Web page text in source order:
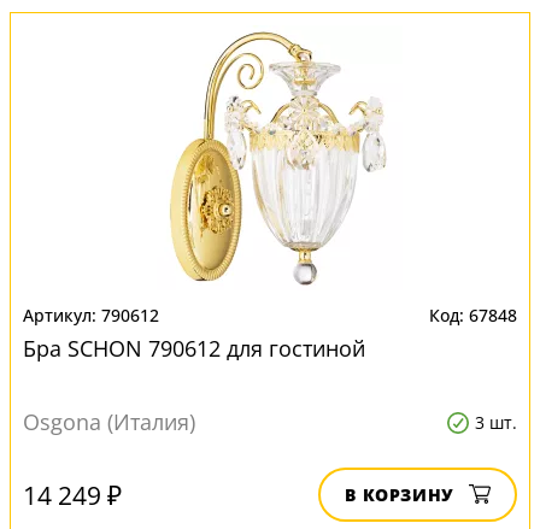
790612 67848
Бра SCHON 790612 для гостиной
Osgona (Италия) 3 шт.
14 249 ₽ В КОРЗИНУ